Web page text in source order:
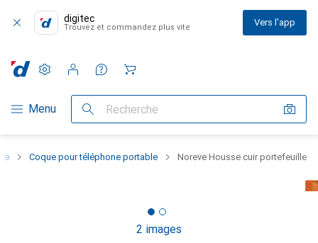
digitec
Trouvez et commandez plus vite Vers l'app
Navigation par catégorie
Menu Recherche
Paramètres
Compte client
Listes de comparaison
Listes d'envies
Panier
Coque pour téléphone portable Noreve Housse cuir portefeuille
2 images